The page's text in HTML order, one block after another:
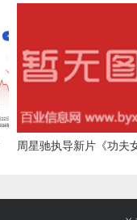
周星驰执导新片《功夫
巴、张艺兴领衔主演